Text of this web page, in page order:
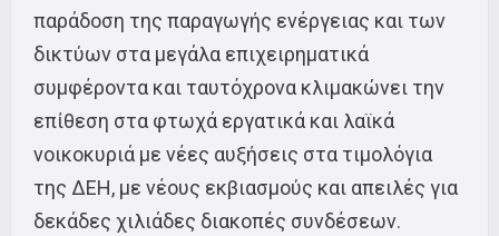
παράδοση της παραγωγής ενέργειας και των
δικτύων στα μεγάλα επιχειρηματικά
συμφέροντα και ταυτόχρονα κλιμακώνει την
επίθεση στα φτωχά εργατικά και λαϊκά
νοικοκυριά με νέες αυξήσεις στα τιμολόγια
της ΔΕΗ, με νέους εκβιασμούς και απειλές για
δεκάδες χιλιάδες διακοπές συνδέσεων.